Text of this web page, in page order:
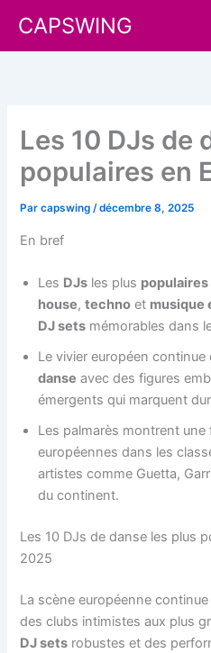
contenu
CAPSWING
Les 10 DJs de
populaires en
Parcapswing/décembre 8, 2025
En bref
Les DJs les plus populaires
house,techno et musique
DJ sets mémorables dans
Le vivier européen continue
danse avec des figures
émergents qui marquent
Les palmarès montrent
européennes dans les
artistes comme Guetta,
du continent.
Les 10 DJs de danse les plus
2025
La scène européenne
des clubs intimistes aux plus
DJ sets robustes et des